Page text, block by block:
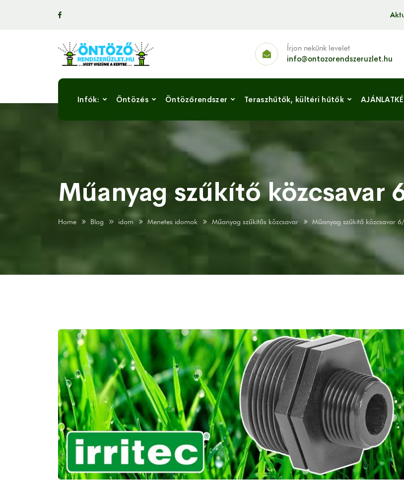
Írjon nekünk levelet
info@ontozorendszeruzlet.hu
Infók: Öntözés Öntözőrendszer Teraszhűtők, kültéri hűtők
Műanyag szűkítő közcsavar
Home Blog idom Menetes idomok Műanyag szűkítős közcsavar Műanyag szűkítő közcsavar